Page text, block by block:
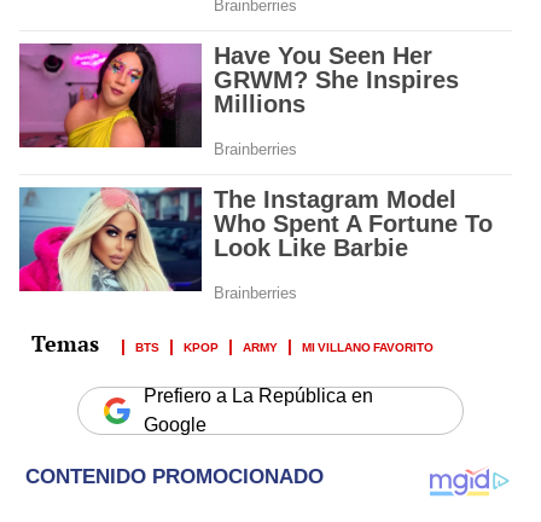
BTS KPOP ARMY MI VILLANO FAVORITO
Prefiero a La República en
Google